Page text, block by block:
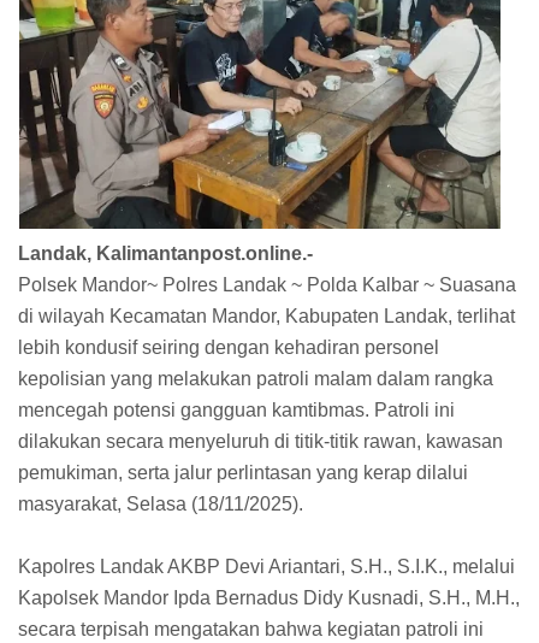
Landak, Kalimantanpost.online.-
Polsek Mandor~ Polres Landak ~ Polda Kalbar ~ Suasana
di wilayah Kecamatan Mandor, Kabupaten Landak, terlihat
lebih kondusif seiring dengan kehadiran personel
kepolisian yang melakukan patroli malam dalam rangka
mencegah potensi gangguan kamtibmas. Patroli ini
dilakukan secara menyeluruh di titik-titik rawan, kawasan
pemukiman, serta jalur perlintasan yang kerap dilalui
masyarakat, Selasa (18/11/2025).
Kapolres Landak AKBP Devi Ariantari, S.H., S.I.K., melalui
Kapolsek Mandor Ipda Bernadus Didy Kusnadi, S.H., M.H.,
secara terpisah mengatakan bahwa kegiatan patroli ini